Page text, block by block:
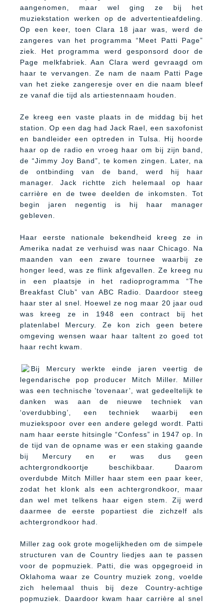
aangenomen, maar wel ging ze bij het
muziekstation werken op de advertentieafdeling.
Op een keer, toen Clara 18 jaar was, werd de
zangeres van het programma “Meet Patti Page”
ziek. Het programma werd gesponsord door de
Page melkfabriek. Aan Clara werd gevraagd om
haar te vervangen. Ze nam de naam Patti Page
van het zieke zangeresje over en die naam bleef
ze vanaf die tijd als artiestennaam houden.
Ze kreeg een vaste plaats in de middag bij het
station. Op een dag had Jack Rael, een saxofonist
en bandleider een optreden in Tulsa. Hij hoorde
haar op de radio en vroeg haar om bij zijn band,
de “Jimmy Joy Band”, te komen zingen. Later, na
de ontbinding van de band, werd hij haar
manager. Jack richtte zich helemaal op haar
carrière en de twee deelden de inkomsten. Tot
begin jaren negentig is hij haar manager
gebleven.
Haar eerste nationale bekendheid kreeg ze in
Amerika nadat ze verhuisd was naar Chicago. Na
maanden van een zware tournee waarbij ze
honger leed, was ze flink afgevallen. Ze kreeg nu
in een plaatsje in het radioprogramma “The
Breakfast Club” van ABC Radio. Daardoor steeg
haar ster al snel. Hoewel ze nog maar 20 jaar oud
was kreeg ze in 1948 een contract bij het
platenlabel Mercury. Ze kon zich geen betere
omgeving wensen waar haar taltent zo goed tot
haar recht kwam.
Bij Mercury werkte einde jaren veertig de
legendarische pop producer Mitch Miller. Miller
was een technische ’tovenaar’, wat gedeeltelijk te
danken was aan de nieuwe techniek van
‘overdubbing’, een techniek waarbij een
muziekspoor over een andere gelegd wordt. Patti
nam haar eerste hitsingle “Confess” in 1947 op. In
de tijd van de opname was er een staking gaande
bij Mercury en er was dus geen
achtergrondkoortje beschikbaar. Daarom
overdubde Mitch Miller haar stem een paar keer,
zodat het klonk als een achtergrondkoor, maar
dan wel met telkens haar eigen stem. Zij werd
daarmee de eerste popartiest die zichzelf als
achtergrondkoor had.
Miller zag ook grote mogelijkheden om de simpele
structuren van de Country liedjes aan te passen
voor de popmuziek. Patti, die was opgegroeid in
Oklahoma waar ze Country muziek zong, voelde
zich helemaal thuis bij deze Country-achtige
popmuziek. Daardoor kwam haar carrière al snel